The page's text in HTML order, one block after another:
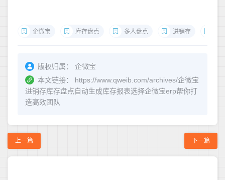
企微宝 库存盘点 多人盘点 进销存
版权归属：
企微宝
本文链接：
https://www.qweib.com/archives/企微宝
进销存库存盘点自动生成库存报表选择企微宝erp帮你打
造高效团队
上一篇 下一篇